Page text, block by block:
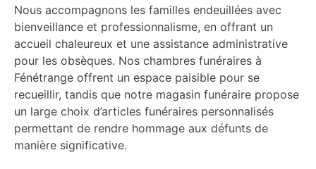
Nous accompagnons les familles endeuillées avec
bienveillance et professionnalisme, en offrant un
accueil chaleureux et une assistance administrative
pour les obsèques. Nos chambres funéraires à
Fénétrange offrent un espace paisible pour se
recueillir, tandis que notre magasin funéraire propose
un large choix d’articles funéraires personnalisés
permettant de rendre hommage aux défunts de
manière significative.